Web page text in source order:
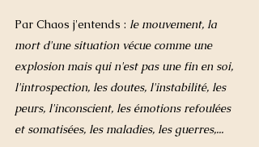
Par Chaos j'entends : le mouvement, la
mort d'une situation vécue comme une
explosion mais qui n'est pas une fin en soi,
l'introspection, les doutes, l'instabilité, les
peurs, l'inconscient, les émotions refoulées
et somatisées, les maladies, les guerres,...